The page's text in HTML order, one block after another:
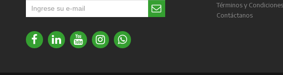
Términos y Condiciones
Contáctanos